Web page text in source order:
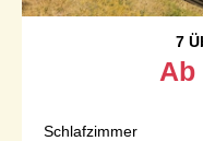
7
Ab
Schlafzimmer